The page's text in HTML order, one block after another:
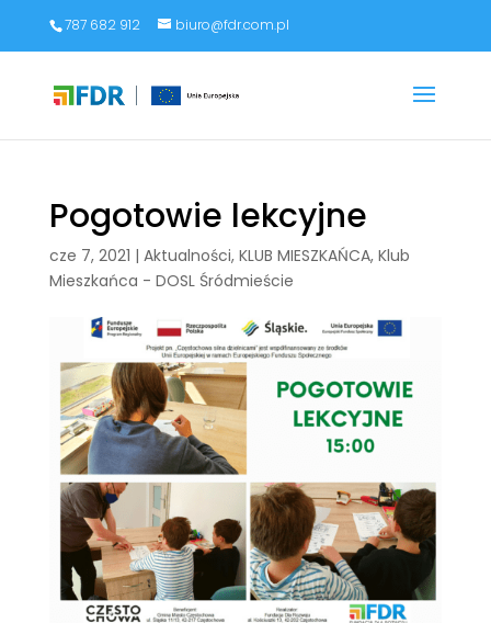
787 682 912 biuro@fdr.com.pl
Pogotowie lekcyjne
cze 7, 2021 | Aktualności, KLUB MIESZKAŃCA, Klub
Mieszkańca - DOSL Śródmieście